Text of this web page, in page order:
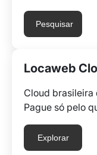
Pesquisar
Locaweb
Cloud brasileira
Pague só pelo
Explorar